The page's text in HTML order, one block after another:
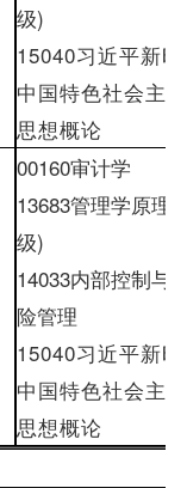
级)
15040习近平新
中国特色社会主义
思想概论
00160审计学
13683管理学原理
级)
14033内部控制与
险管理
15040习近平新
中国特色社会主义
思想概论